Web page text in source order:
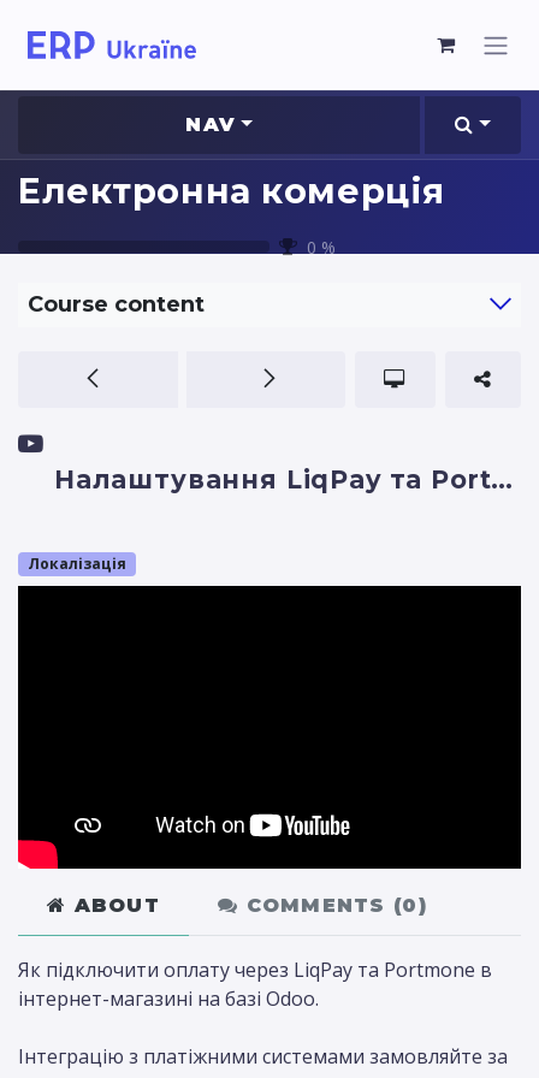
NAV
Електронна комерція
0 %
Course content
Налаштування LiqPay та Portmone в інтернет-магазині
Локалізація
ABOUT COMMENTS (0)
Як підключити оплату через LiqPay та Portmone в
інтернет-магазині на базі Odoo.
Інтеграцію з платіжними системами замовляйте за